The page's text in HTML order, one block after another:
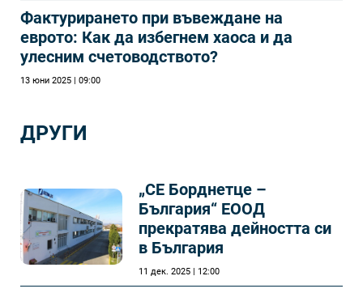
Фактурирането при въвеждане на
еврото: Как да избегнем хаоса и да
улесним счетоводството?
13 юни 2025 | 09:00
ДРУГИ
„СЕ Борднетце –
България“ ЕООД
прекратява дейността си
в България
11 дек. 2025 | 12:00